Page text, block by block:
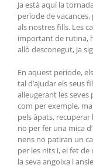
Ja està aquí la
període de
als nostres fills. Les
important de rutina,
allò desconegut, ja
En aquest període,
tal d’ajudar els seus
alleugerant les
com per exemple,
pels àpats,
no per fer una mica
nens no patiran un
per les nits i, el fet
la seva angoixa i